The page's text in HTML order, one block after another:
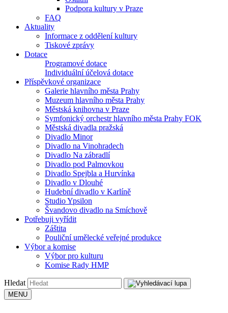
Podpora kultury v Praze
FAQ
Aktuality
Informace z oddělení kultury
Tiskové zprávy
Dotace
Programové dotace
Individuální účelová dotace
Příspěvkové organizace
Galerie hlavního města Prahy
Muzeum hlavního města Prahy
Městská knihovna v Praze
Symfonický orchestr hlavního města Prahy FOK
Městská divadla pražská
Divadlo Minor
Divadlo na Vinohradech
Divadlo Na zábradlí
Divadlo pod Palmovkou
Divadlo Spejbla a Hurvínka
Divadlo v Dlouhé
Hudební divadlo v Karlíně
Studio Ypsilon
Švandovo divadlo na Smíchově
Potřebuji vyřídit
Záštita
Pouliční umělecké veřejné produkce
Výbor a komise
Výbor pro kulturu
Komise Rady HMP
Hledat
MENU